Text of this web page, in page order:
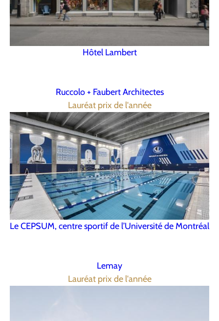
Hôtel Lambert
Ruccolo + Faubert Architectes
Lauréat prix de l'année
Le CEPSUM, centre sportif de l’Université de Montréal
Lemay
Lauréat prix de l'année